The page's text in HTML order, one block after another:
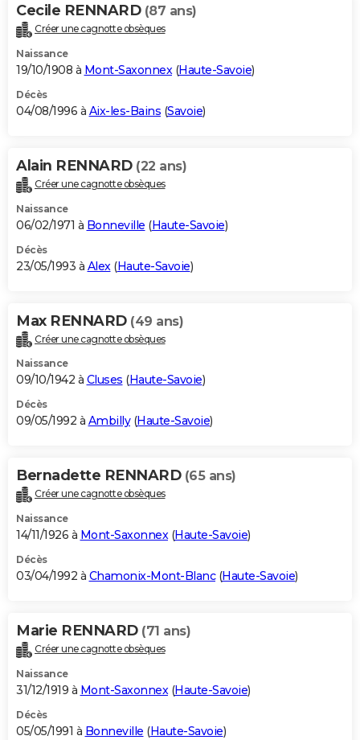
Cecile RENNARD (87 ans)
Créer une cagnotte obsèques
Naissance
19/10/1908 à Mont-Saxonnex(Haute-Savoie)
Décès
04/08/1996 à Aix-les-Bains (Savoie)
Alain RENNARD (22 ans)
Créer une cagnotte obsèques
Naissance
06/02/1971 à Bonneville (Haute-Savoie)
Décès
23/05/1993 à Alex (Haute-Savoie)
Max RENNARD (49 ans)
Créer une cagnotte obsèques
Naissance
09/10/1942 à Cluses (Haute-Savoie)
Décès
09/05/1992 à Ambilly(Haute-Savoie)
Bernadette RENNARD (65 ans)
Créer une cagnotte obsèques
Naissance
14/11/1926 à Mont-Saxonnex(Haute-Savoie)
Décès
03/04/1992 à Chamonix-Mont-Blanc(Haute-Savoie)
Marie RENNARD (71 ans)
Créer une cagnotte obsèques
Naissance
31/12/1919 à Mont-Saxonnex(Haute-Savoie)
Décès
05/05/1991 à Bonneville (Haute-Savoie)